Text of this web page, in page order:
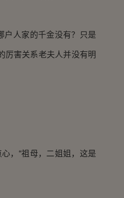
人家的千金没有？只是
厉害关系老夫人并没有明
，“祖母，二姐姐，这是